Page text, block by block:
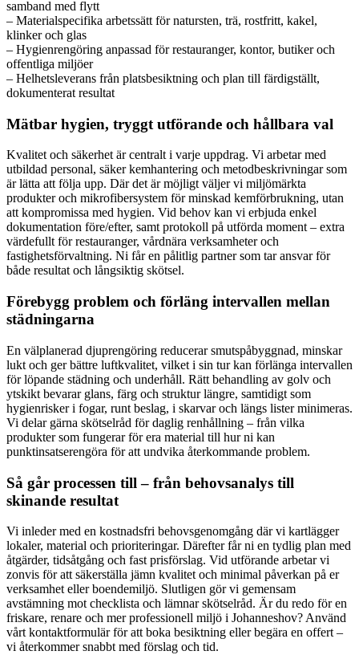
samband med flytt
– Materialspecifika arbetssätt för natursten, trä, rostfritt, kakel,
klinker och glas
– Hygienrengöring anpassad för restauranger, kontor, butiker och
offentliga miljöer
– Helhetsleverans från platsbesiktning och plan till färdigställt,
dokumenterat resultat
Mätbar hygien, tryggt utförande och hållbara val
Kvalitet och säkerhet är centralt i varje uppdrag. Vi arbetar med
utbildad personal, säker kemhantering och metodbeskrivningar som
är lätta att följa upp. Där det är möjligt väljer vi miljömärkta
produkter och mikrofibersystem för minskad kemförbrukning, utan
att kompromissa med hygien. Vid behov kan vi erbjuda enkel
dokumentation före/efter, samt protokoll på utförda moment – extra
värdefullt för restauranger, vårdnära verksamheter och
fastighetsförvaltning. Ni får en pålitlig partner som tar ansvar för
både resultat och långsiktig skötsel.
Förebygg problem och förläng intervallen mellan
städningarna
En välplanerad djuprengöring reducerar smutspåbyggnad, minskar
lukt och ger bättre luftkvalitet, vilket i sin tur kan förlänga intervallen
för löpande städning och underhåll. Rätt behandling av golv och
ytskikt bevarar glans, färg och struktur längre, samtidigt som
hygienrisker i fogar, runt beslag, i skarvar och längs lister minimeras.
Vi delar gärna skötselråd för daglig renhållning – från vilka
produkter som fungerar för era material till hur ni kan
punktinsatserengöra för att undvika återkommande problem.
Så går processen till – från behovsanalys till
skinande resultat
Vi inleder med en kostnadsfri behovsgenomgång där vi kartlägger
lokaler, material och prioriteringar. Därefter får ni en tydlig plan med
åtgärder, tidsåtgång och fast prisförslag. Vid utförande arbetar vi
zonvis för att säkerställa jämn kvalitet och minimal påverkan på er
verksamhet eller boendemiljö. Slutligen gör vi gemensam
avstämning mot checklista och lämnar skötselråd. Är du redo för en
friskare, renare och mer professionell miljö i Johanneshov? Använd
vårt kontaktformulär för att boka besiktning eller begära en offert –
vi återkommer snabbt med förslag och tid.